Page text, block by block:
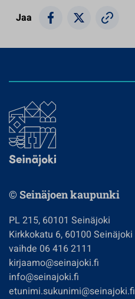
Jaa
© Seinäjoen kaupunki
PL 215, 60101 Seinäjoki
Kirkkokatu 6, 60100 Seinäjoki
vaihde 06 416 2111
kirjaamo@seinajoki.fi
info@seinajoki.fi
etunimi.sukunimi@seinajoki.fi